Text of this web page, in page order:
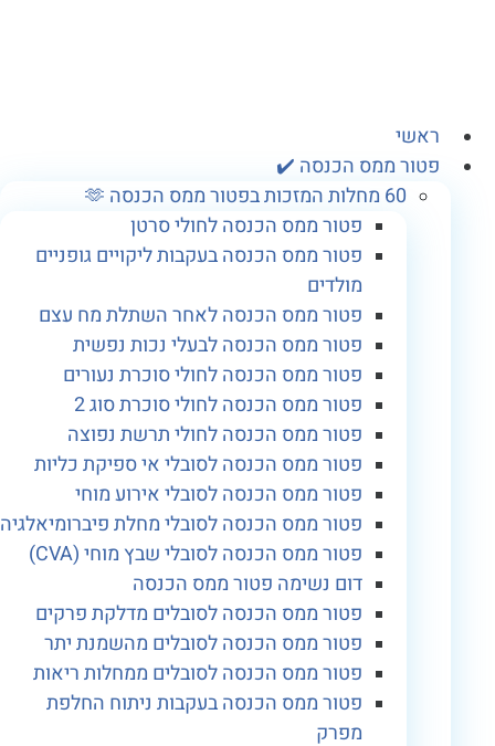
ממס הכנסה ✔️
פטור ממס הכנסה לחולי סרטן
פטור ממס הכנסה בעקבות ליקויים גופניים
פטור ממס הכנסה לאחר השתלת מח עצם
פטור ממס הכנסה לבעלי נכות נפשית
פטור ממס הכנסה לחולי סוכרת נעורים
פטור ממס הכנסה לחולי סוכרת סוג 2
פטור ממס הכנסה לחולי תרשת נפוצה
פטור ממס הכנסה לסובלי אי ספיקת כליות
פטור ממס הכנסה לסובלי אירוע מוחי
פטור ממס הכנסה לסובלי מחלת פיברומיאלגיה
פטור ממס הכנסה לסובלי שבץ מוחי (CVA)
דום נשימה פטור ממס הכנסה
פטור ממס הכנסה לסובלים מדלקת פרקים
פטור ממס הכנסה לסובלים מהשמנת יתר
פטור ממס הכנסה לסובלים ממחלות ריאות
פטור ממס הכנסה בעקבות ניתוח החלפת